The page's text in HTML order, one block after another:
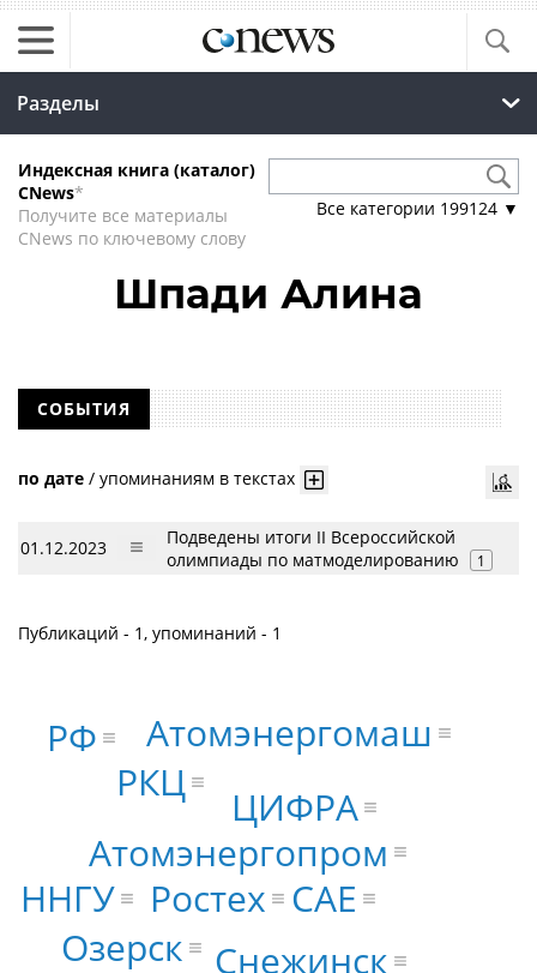
Разделы
Индексная книга (каталог)
CNews*
Получите все материалы
CNews по ключевому слову
Все категории 199124 ▼
Шпади Алина
СОБЫТИЯ
по дате / упоминаниям в текстах
01.12.2023
Подведены итоги II Всероссийской
олимпиады по матмоделированию
1
Публикаций - 1, упоминаний - 1
Атомэнергопром
ЦИФРА
Ростех
РКЦ
Атомэнергомаш
CAE
Озерск
Снежинск
РФ
ННГУ